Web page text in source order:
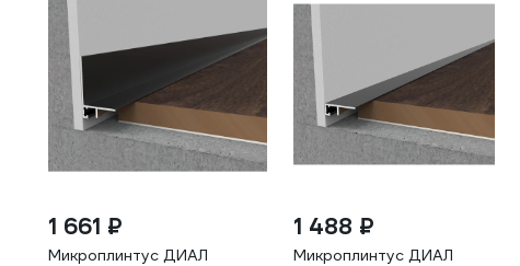
1 661 ₽
Микроплинтус ДИАЛ
1 488 ₽
Микроплинтус ДИАЛ